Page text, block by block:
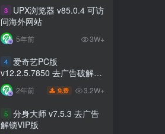
3
UPX浏览器 v85.0.4 可访
问海外网站
5年前 3W+
4 爱奇艺PC版
v12.2.5.7850 去广告破解版
比VIP更VIP
2年前 免费 3.2W+
5 分身大师 v7.5.3 去广告
解锁VIP版